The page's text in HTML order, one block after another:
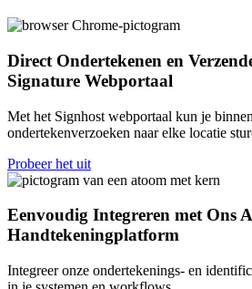
Direct Ondertekenen en
Signature Webportaal
Met het Signhost webportaal kun je
ondertekenverzoeken naar elke locatie
Probeer het uit
Eenvoudig Integreren met Ons
Handtekeningplatform
Integreer onze ondertekenings- en